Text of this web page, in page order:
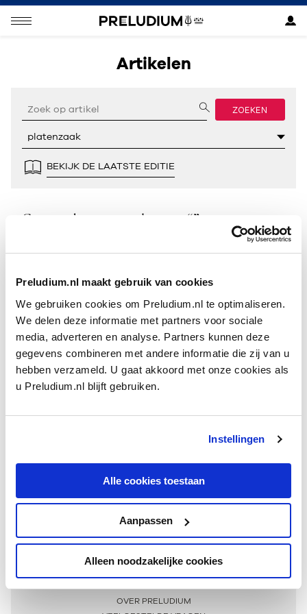
Preludium.nl maakt gebruik van cookies
We gebruiken cookies om Preludium.nl te optimaliseren.
We delen deze informatie met partners voor sociale
media, adverteren en analyse. Partners kunnen deze
gegevens combineren met andere informatie die zij van u
hebben verzameld. U gaat akkoord met onze cookies als
u Preludium.nl blijft gebruiken.
Instellingen
Alle cookies toestaan
Aanpassen
Alleen noodzakelijke cookies
Artikelen
ZOEKEN
BEKIJK DE LAATSTE EDITIE
Geen resultaten gevonden voor “”.
Meer informatie
OVER PRELUDIUM